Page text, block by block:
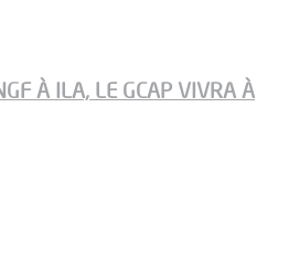
À ILA, LE GCAP VIVRA À